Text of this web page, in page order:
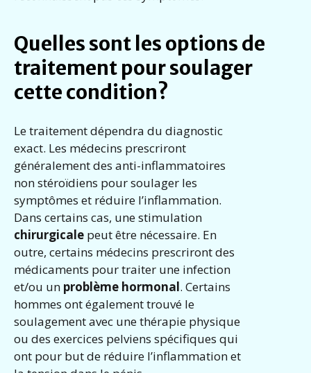
Quelles sont les options de
traitement pour soulager
cette condition?
Le traitement dépendra du diagnostic
exact. Les médecins prescriront
généralement des anti-inflammatoires
non stéroïdiens pour soulager les
symptômes et réduire l’inflammation.
Dans certains cas, une stimulation
chirurgicale peut être nécessaire. En
outre, certains médecins prescriront des
médicaments pour traiter une infection
et/ou un problème hormonal. Certains
hommes ont également trouvé le
soulagement avec une thérapie physique
ou des exercices pelviens spécifiques qui
ont pour but de réduire l’inflammation et